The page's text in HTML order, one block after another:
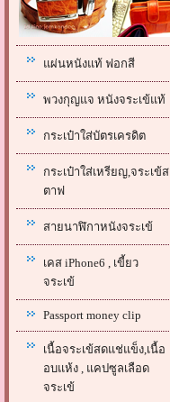
แผ่นหนังแท้ ฟอกสี
พวงกุญแจ หนังจระเข้แท้
กระเป๋าใส่บัตรเครดิต
กระเป๋าใส่เหรียญ,จระเข้ส
ตาฟ
สายนาฬิกาหนังจระเข้
เคส iPhone6 , เขี้ยว
จระเข้
Passport money clip
เนื้อจระเข้สดแช่แข็ง,เนื้อ
อบแห้ง , แคปซูลเลือด
จระเข้